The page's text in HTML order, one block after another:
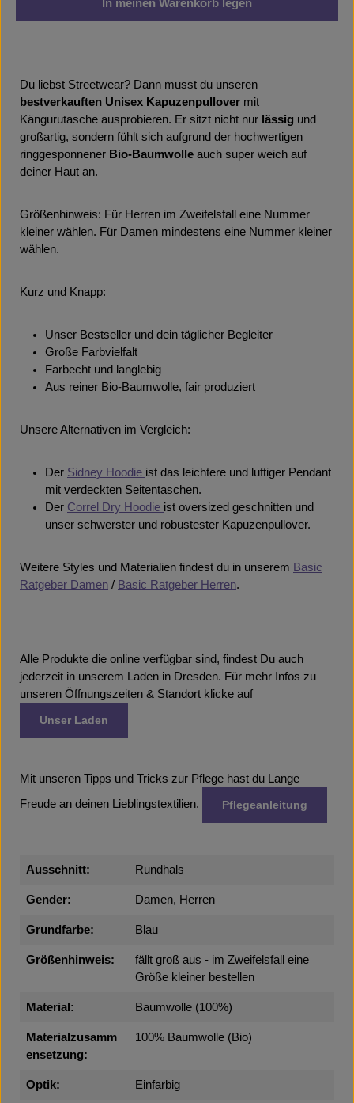
In meinen Warenkorb legen
Du liebst Streetwear? Dann musst du unseren
bestverkauften Unisex Kapuzenpullover mit
Kängurutasche ausprobieren. Er sitzt nicht nur lässig und
großartig, sondern fühlt sich aufgrund der hochwertigen
ringgesponnener Bio-Baumwolle auch super weich auf
deiner Haut an.
Größenhinweis: Für Herren im Zweifelsfall eine Nummer
kleiner wählen. Für Damen mindestens eine Nummer kleiner
wählen.
Kurz und Knapp:
Unser Bestseller und dein täglicher Begleiter
Große Farbvielfalt
Farbecht und langlebig
Aus reiner Bio-Baumwolle, fair produziert
Unsere Alternativen im Vergleich:
Der Sidney Hoodie ist das leichtere und luftiger Pendant
mit verdeckten Seitentaschen.
Der Correl Dry Hoodie ist oversized geschnitten und
unser schwerster und robustester Kapuzenpullover.
Weitere Styles und Materialien findest du in unserem Basic
Ratgeber Damen / Basic Ratgeber Herren.
Alle Produkte die online verfügbar sind, findest Du auch
jederzeit in unserem Laden in Dresden. Für mehr Infos zu
unseren Öffnungszeiten & Standort klicke auf
Unser Laden
Mit unseren Tipps und Tricks zur Pflege hast du Lange
Freude an deinen Lieblingstextilien. Pflegeanleitung
Ausschnitt: Rundhals
Gender: Damen, Herren
Grundfarbe: Blau
Größenhinweis:
fällt groß aus - im Zweifelsfall eine
Größe kleiner bestellen
Material: Baumwolle (100%)
Materialzusamm
ensetzung:
100% Baumwolle (Bio)
Optik: Einfarbig